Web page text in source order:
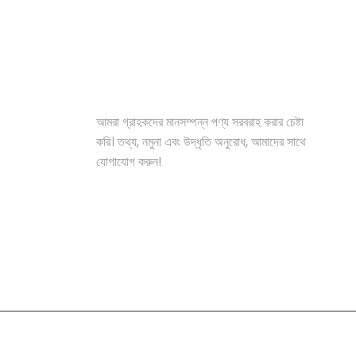
আমরা গ্রাহকদের মানসম্পন্ন পণ্য সরবরাহ করার চেষ্টা
করি। তথ্য, নমুনা এবং উদ্ধৃতি অনুরোধ, আমাদের সাথে
যোগাযোগ করুন!